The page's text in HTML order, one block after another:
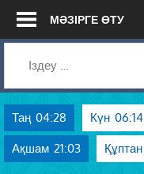
Skip
МӘЗІРГЕ ӨТУ
Таң 04:28 Күн 06:14
Ақшам 21:03 Құптан